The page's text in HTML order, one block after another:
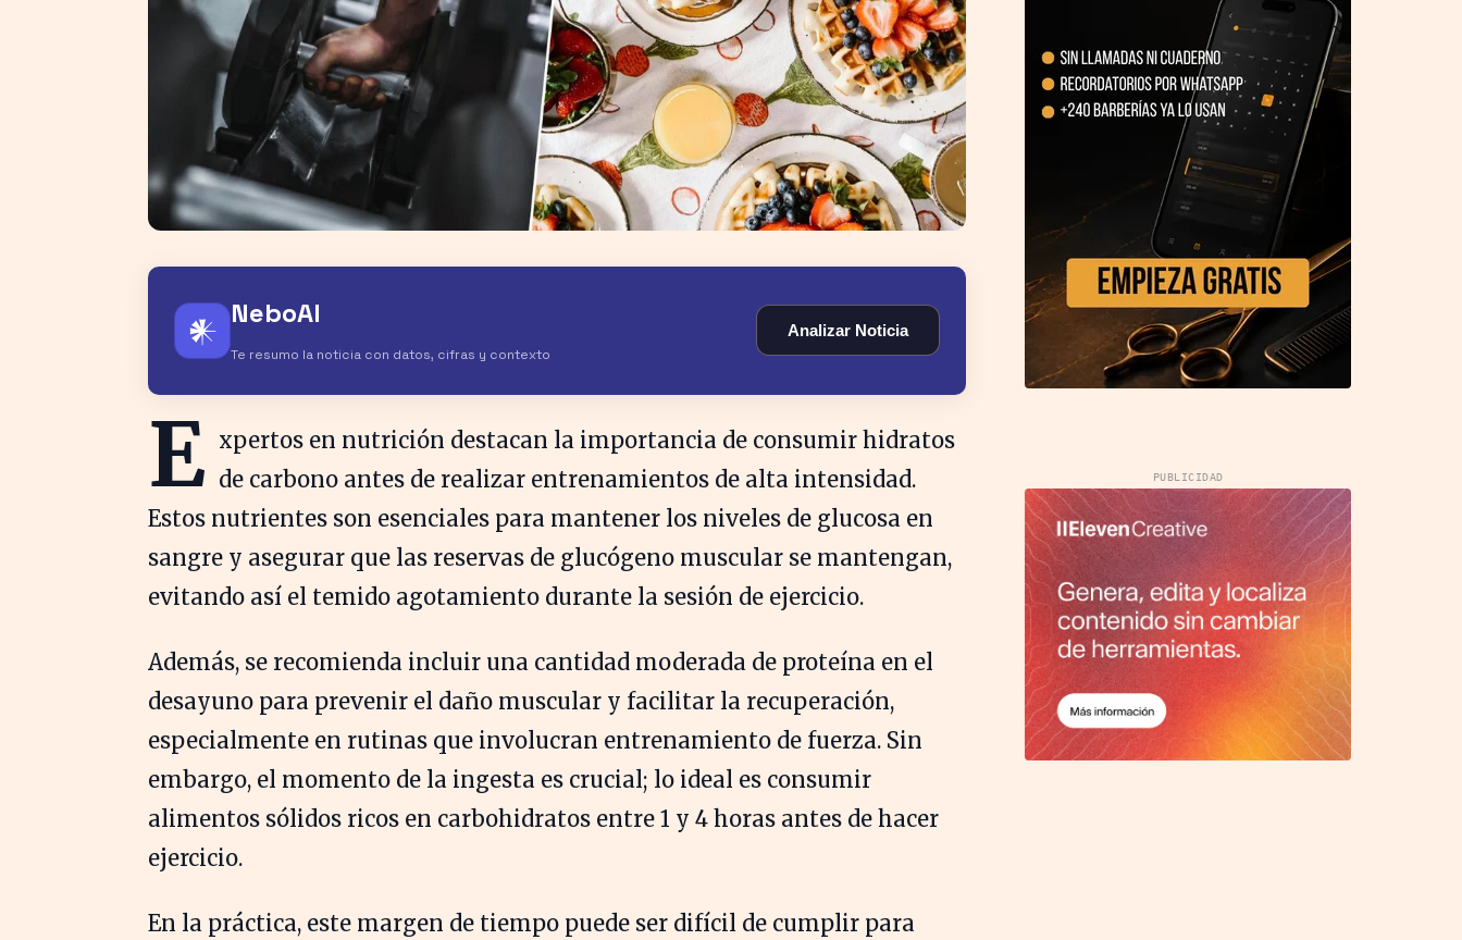
𒀭 NeboAI
Te resumo la noticia con datos, cifras y contexto
Analizar Noticia
E xpertos en nutrición destacan la importancia de consumir hidratos
de carbono antes de realizar entrenamientos de alta intensidad.
Estos nutrientes son esenciales para mantener los niveles de glucosa en
sangre y asegurar que las reservas de glucógeno muscular se mantengan,
evitando así el temido agotamiento durante la sesión de ejercicio.
Además, se recomienda incluir una cantidad moderada de proteína en el
desayuno para prevenir el daño muscular y facilitar la recuperación,
especialmente en rutinas que involucran entrenamiento de fuerza. Sin
embargo, el momento de la ingesta es crucial; lo ideal es consumir
alimentos sólidos ricos en carbohidratos entre 1 y 4 horas antes de hacer
ejercicio.
En la práctica, este margen de tiempo puede ser difícil de cumplir para
PUBLICIDAD